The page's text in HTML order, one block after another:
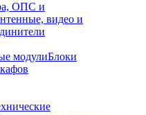
ОПС и
видео и
модулиБлоки